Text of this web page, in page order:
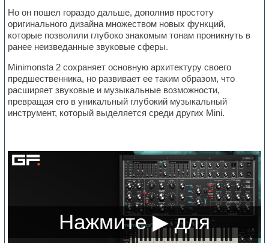
Но он пошел гораздо дальше, дополнив простоту
оригинального дизайна множеством новых функций,
которые позволили глубоко знакомым тонам проникнуть в
ранее неизведанные звуковые сферы.
Minimonsta 2 сохраняет основную архитектуру своего
предшественника, но развивает ее таким образом, что
расширяет звуковые и музыкальные возможности,
превращая его в уникальный глубокий музыкальный
инструмент, который выделяется среди других Mini.